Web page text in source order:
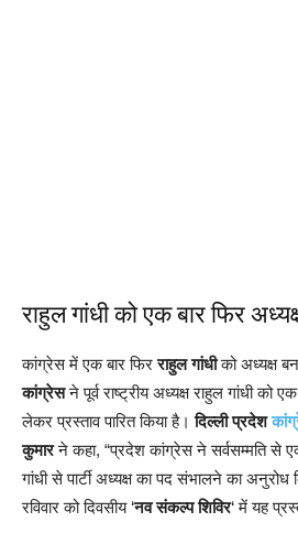
राहुल गांधी को एक बार फिर
कांग्रेस में एक बार फिरराहुल गांधीको अध्यक्ष
कांग्रेसने पूर्व राष्ट्रीय अध्यक्ष राहुल गांधी को
लेकर प्रस्ताव पारित किया है।दिल्ली प्रदेश
कुमारने कहा, “प्रदेश कांग्रेस ने सर्वसम्मति से
गांधी से पार्टी अध्यक्ष का पद संभालने का
रविवार को दिवसीय ‘नव संकल्प शिविर‘ में यह